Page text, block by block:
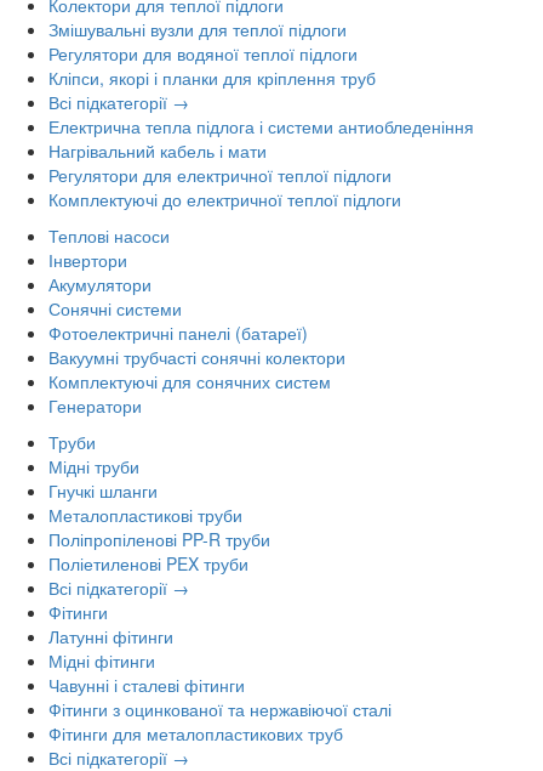
Змішувальні вузли для теплої підлоги
Регулятори для водяної теплої підлоги
Кліпси, якорі і планки для кріплення труб
Всі підкатегорії →
Електрична тепла підлога і системи антиобледеніння
Нагрівальний кабель і мати
Регулятори для електричної теплої підлоги
Комплектуючі до електричної теплої підлоги
Теплові насоси
Інвертори
Акумулятори
Сонячні системи
Фотоелектричні панелі (батареї)
Вакуумні трубчасті сонячні колектори
Комплектуючі для сонячних систем
Генератори
Труби
Мідні труби
Гнучкі шланги
Металопластикові труби
Поліпропіленові PP-R труби
Поліетиленові PEX труби
Всі підкатегорії →
Фітинги
Латунні фітинги
Мідні фітинги
Чавунні і сталеві фітинги
Фітинги з оцинкованої та нержавіючої сталі
Фітинги для металопластикових труб
Всі підкатегорії →